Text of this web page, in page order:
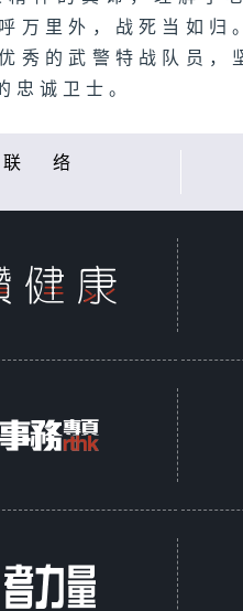
万里外，战死当如归
秀的武警特战队员，
忠诚卫士。
联 络